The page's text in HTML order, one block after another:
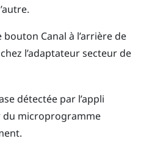
bouton Canal à l’arrière de
l’adaptateur secteur de
détectée par l’appli
du microprogramme